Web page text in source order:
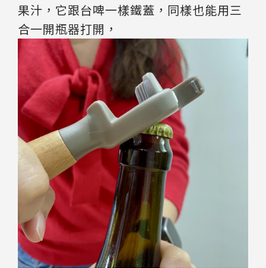
果汁，它跟台啤一樣鐵蓋，同樣也能用三
合一開瓶器打開，